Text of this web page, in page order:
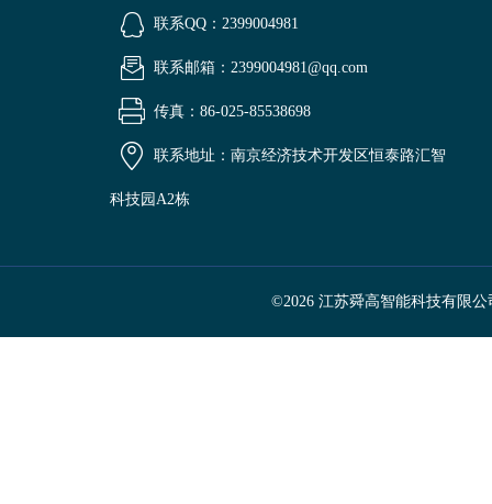
联系QQ：2399004981
联系邮箱：2399004981@qq.com
传真：86-025-85538698
联系地址：南京经济技术开发区恒泰路汇智
科技园A2栋
©2026 江苏舜高智能科技有限